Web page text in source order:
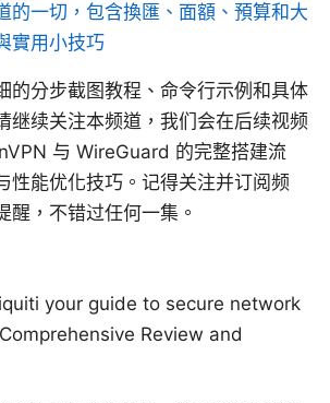
的一切，包含換匯、面額、預算和大
實用小技巧
的分步截图教程、命令行示例和具体
继续关注本频道，我们会在后续视频
与 WireGuard 的完整搭建流
性能优化技巧。记得关注并订阅频
醒，不错过任何一集。
your guide to secure network
Review and